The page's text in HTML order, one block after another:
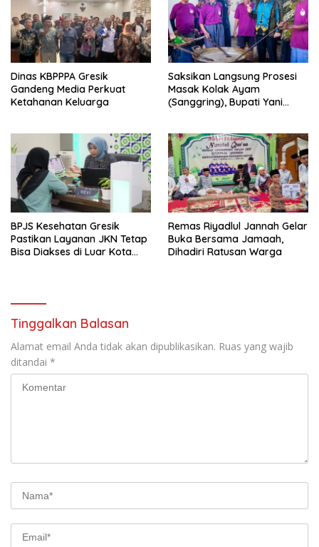
Dinas KBPPPA Gresik
Gandeng Media Perkuat
Ketahanan Keluarga
Saksikan Langsung Prosesi
Masak Kolak Ayam
(Sanggring), Bupati Yani
BPJS Kesehatan Gresik
Pastikan Layanan JKN Tetap
Bisa Diakses di Luar Kota
Remas Riyadlul Jannah Gelar
Buka Bersama Jamaah,
Dihadiri Ratusan Warga
Tinggalkan Balasan
Alamat email Anda tidak akan dipublikasikan. Ruas yang wajib
ditandai *